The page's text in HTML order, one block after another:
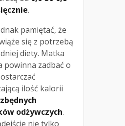
.
pamiętać, że
się z potrzebą
diety. Matka
powinna zadbać o
ilość kalorii
odżywczych.
nie tylko